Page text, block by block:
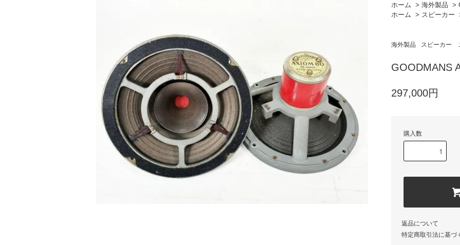
ホーム > 海外製品 >
ホーム > スピーカー
海外製品 スピーカー
GOODMANS
297,000円
購入数
返品について
特定商取引法に基づ